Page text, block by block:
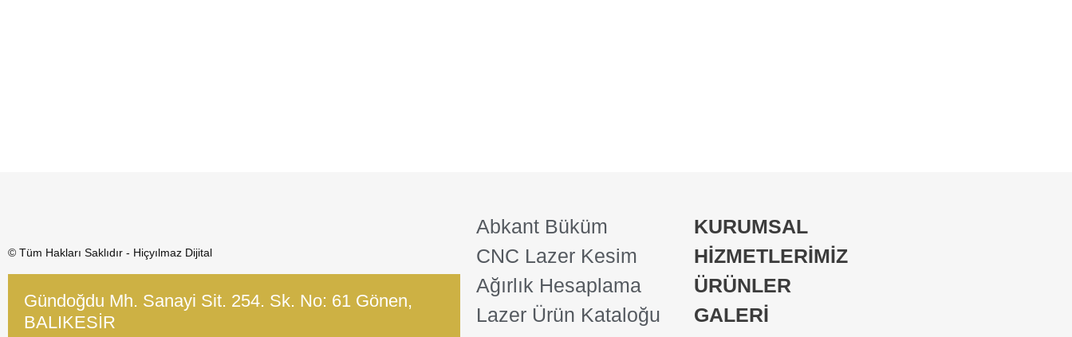
© Tüm Hakları Saklıdır - Hiçyılmaz Dijital
Gündoğdu Mh. Sanayi Sit. 254. Sk. No: 61 Gönen,
BALIKESİR
Abkant Büküm
CNC Lazer Kesim
Ağırlık Hesaplama
Lazer Ürün Kataloğu
KURUMSAL
HİZMETLERİMİZ
ÜRÜNLER
GALERİ